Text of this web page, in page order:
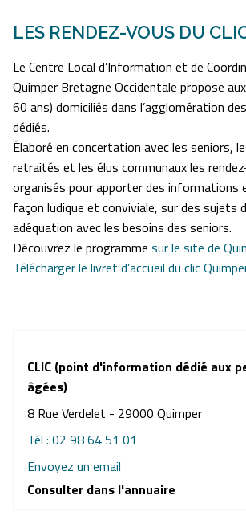
LES RENDEZ-VOUS DU
Le Centre Local d’Information et de
Quimper Bretagne Occidentale propose
60 ans) domiciliés dans l’agglomération
dédiés.
Élaboré en concertation avec les seniors,
retraités et les élus communaux les
organisés pour apporter des informations
façon ludique et conviviale, sur des sujets
adéquation avec les besoins des seniors.
Découvrez le programme sur le site de
Télécharger le livret d’accueil du clic
CLIC (point d'information dédié aux
âgées)
8 Rue Verdelet - 29000 Quimper
Tél : 02 98 64 51 01
Envoyez un email
Consulter dans l'annuaire